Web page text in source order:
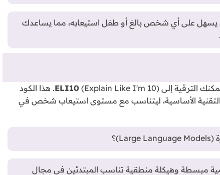
على أي شخص بالغ أو طفل استيعابه، مما يساعدك
ELI10(Explain Like I'm 10). هذا الكود
التقنية الأساسية، ليتناسب مع مستوى استيعاب شخص في
؟
مبسطة وهيكلة منطقية تناسب المبتدئين في مجال